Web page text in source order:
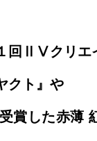
回ⅡⅤクリエ
クト』や
賞した赤薄